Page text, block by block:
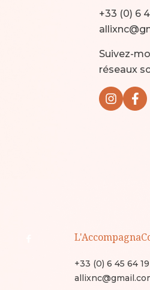
+33 (0) 6
Suivez-
réseaux
+33 (0) 6 45 64